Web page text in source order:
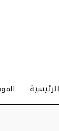
الرئيسية